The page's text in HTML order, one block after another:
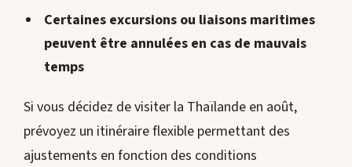
Certaines excursions ou liaisons maritimes
peuvent être annulées en cas de mauvais
temps
Si vous décidez de visiter la Thaïlande en août,
prévoyez un itinéraire flexible permettant des
ajustements en fonction des conditions